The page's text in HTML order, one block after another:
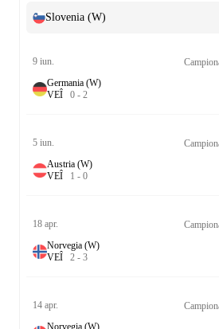
Slovenia (W)
9 iun.
Germania (W)
VEÎ 0 - 2
5 iun.
Austria (W)
VEÎ 1 - 0
18 apr.
Norvegia (W)
VEÎ 2 - 3
14 apr.
Norvegia (W)